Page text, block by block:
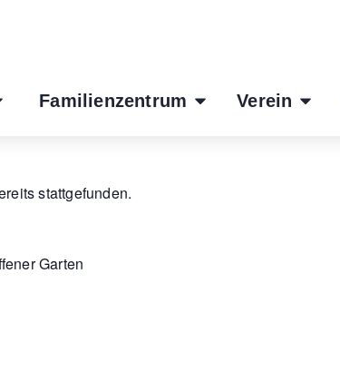
Familienzentrum Verein
stattgefunden.
Garten